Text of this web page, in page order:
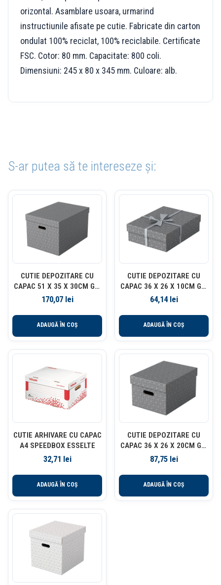
orizontal. Asamblare usoara, urmarind
instructiunile afisate pe cutie. Fabricate din carton
ondulat 100% reciclat, 100% reciclabile. Certificate
FSC. Cotor: 80 mm. Capacitate: 800 coli.
Dimensiuni: 245 x 80 x 345 mm. Culoare: alb.
S-ar putea să te intereseze și:
CUTIE DEPOZITARE CU
CAPAC 51 X 35 X 30CM GRI
RECYCLED FSC 3/SET
170,07 lei
ADAUGĂ ÎN COȘ
CUTIE DEPOZITARE CU
CAPAC 36 X 26 X 10CM GRI
RECYCLED ESSELTE
64,14 lei
ADAUGĂ ÎN COȘ
CUTIE ARHIVARE CU CAPAC
A4 SPEEDBOX ESSELTE
32,71 lei
ADAUGĂ ÎN COȘ
CUTIE DEPOZITARE CU
CAPAC 36 X 26 X 20CM GRI
RECYCLED FSC 3/SET
87,75 lei
ADAUGĂ ÎN COȘ